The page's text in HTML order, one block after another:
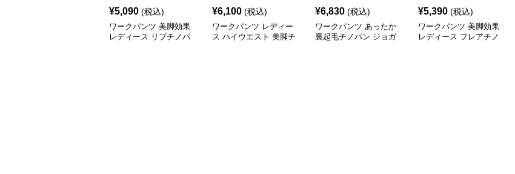
¥5,090 (税込)
ワークパンツ 美脚効果
レディース リブチノパ
¥6,100 (税込)
ワークパンツ レディー
ス ハイウエスト 美脚チ
¥6,830 (税込)
ワークパンツ あったか
裏起毛チノパン ジョガ
¥5,390 (税込)
ワークパンツ 美脚効果
レディース フレアチノ